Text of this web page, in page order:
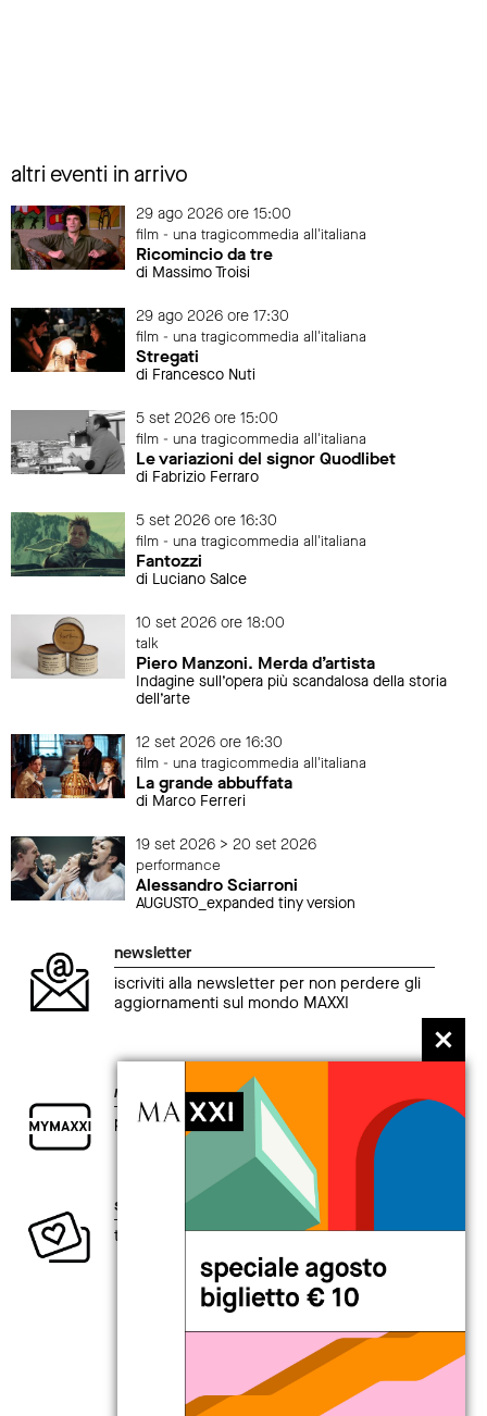
altri eventi in arrivo
29 ago 2026 ore 15:00
film - una tragicommedia all'italiana
Ricomincio da tre
di Massimo Troisi
29 ago 2026 ore 17:30
film - una tragicommedia all'italiana
Stregati
di Francesco Nuti
5 set 2026 ore 15:00
film - una tragicommedia all'italiana
Le variazioni del signor Quodlibet
di Fabrizio Ferraro
5 set 2026 ore 16:30
film - una tragicommedia all'italiana
Fantozzi
di Luciano Salce
10 set 2026 ore 18:00
talk
Piero Manzoni. Merda d’artista
Indagine sull’opera più scandalosa della storia
dell’arte
12 set 2026 ore 16:30
film - una tragicommedia all'italiana
La grande abbuffata
di Marco Ferreri
19 set 2026 > 20 set 2026
performance
Alessandro Sciarroni
AUGUSTO_expanded tiny version
newsletter
iscriviti alla newsletter per non perdere gli
aggiornamenti sul mondo MAXXI
my
MAXXI card
per chi è curioso di esplorare il presente.
sostieni la creatività contemporanea
ti aspetta un intero anno di vantaggi.